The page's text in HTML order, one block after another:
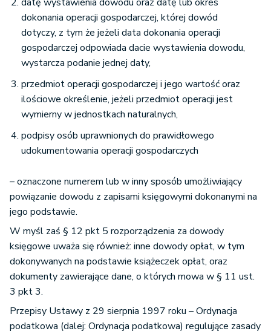
dokonania operacji gospodarczej, której dowód
dotyczy, z tym że jeżeli data dokonania operacji
gospodarczej odpowiada dacie wystawienia dowodu,
wystarcza podanie jednej daty,
przedmiot operacji gospodarczej i jego wartość oraz
ilościowe określenie, jeżeli przedmiot operacji jest
wymierny w jednostkach naturalnych,
podpisy osób uprawnionych do prawidłowego
udokumentowania operacji gospodarczych
– oznaczone numerem lub w inny sposób umożliwiający
powiązanie dowodu z zapisami księgowymi dokonanymi na
jego podstawie.
W myśl zaś § 12 pkt 5 rozporządzenia za dowody
księgowe uważa się również: inne dowody opłat, w tym
dokonywanych na podstawie książeczek opłat, oraz
dokumenty zawierające dane, o których mowa w § 11 ust.
3 pkt 3.
Przepisy Ustawy z 29 sierpnia 1997 roku – Ordynacja
podatkowa (dalej: Ordynacja podatkowa) regulujące zasady